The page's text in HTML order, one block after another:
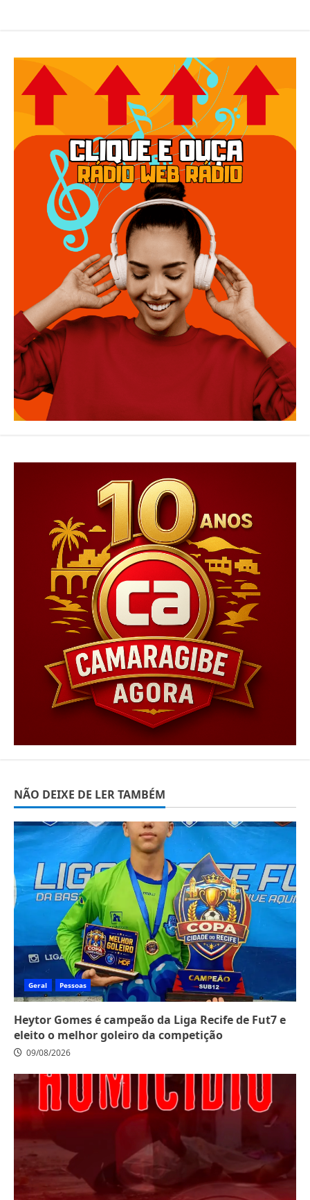
NÃO DEIXE DE LER TAMBÉM
Geral Pessoas
Heytor Gomes é campeão da Liga Recife de Fut7 e
eleito o melhor goleiro da competição
09/08/2026